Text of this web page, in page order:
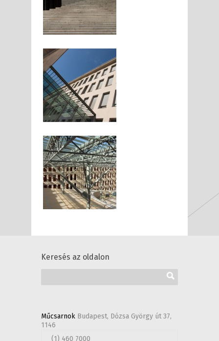
Keresés az oldalon
Műcsarnok Budapest, Dózsa György út 37,
1146
(1) 460 7000